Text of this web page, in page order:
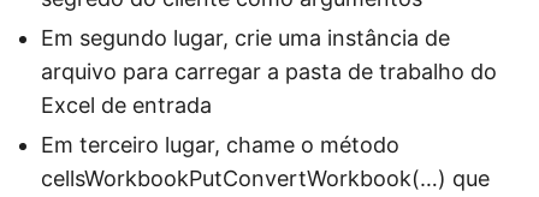
Em segundo lugar, crie uma instância de
arquivo para carregar a pasta de trabalho do
Excel de entrada
Em terceiro lugar, chame o método
cellsWorkbookPutConvertWorkbook(…) que